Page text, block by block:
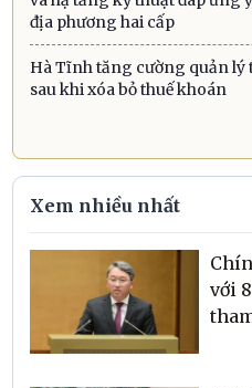
địa phương hai cấp
Hà Tĩnh tăng cường quản lý
sau khi xóa bỏ thuế khoán
Xem nhiều nhất
với